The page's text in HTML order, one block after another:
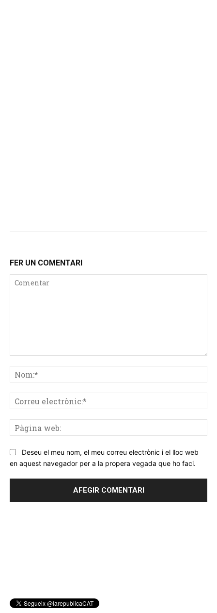
FER UN COMENTARI
Deseu el meu nom, el meu correu electrònic i el lloc web
en aquest navegador per a la propera vegada que ho faci.